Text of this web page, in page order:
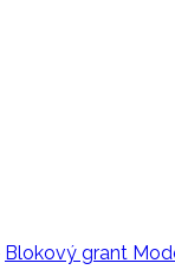
Blokový grant